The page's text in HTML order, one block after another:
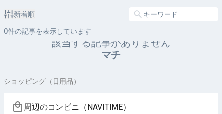
新着順
0件の記事を表示しています
該当する記事がありません
マチ
ショッピング（日用品）
周辺のコンビニ（NAVITIME）